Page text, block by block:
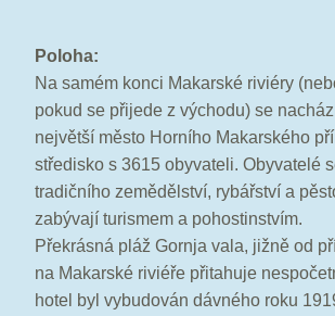
Poloha:
Na samém konci Makarské riviéry
pokud se přijede z východu) se
největší město Horního Makarského
středisko s 3615 obyvateli. Obyvatelé
tradičního zemědělství, rybářství a
zabývají turismem a pohostinstvím.
Překrásná pláž Gornja vala, jižně od
na Makarské riviéře přitahuje
hotel byl vybudován dávného roku